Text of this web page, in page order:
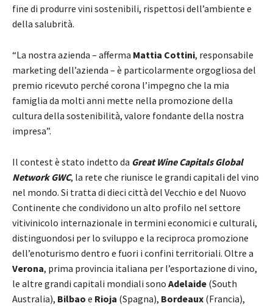
fine di produrre vini sostenibili, rispettosi dell’ambiente e
della salubrità.
“La nostra azienda – afferma Mattia Cottini, responsabile
marketing dell’azienda – è particolarmente orgogliosa del
premio ricevuto perché corona l’impegno che la mia
famiglia da molti anni mette nella promozione della
cultura della sostenibilità, valore fondante della nostra
impresa”.
Il contest è stato indetto da Great Wine Capitals Global
Network GWC, la rete che riunisce le grandi capitali del vino
nel mondo. Si tratta di dieci città del Vecchio e del Nuovo
Continente che condividono un alto profilo nel settore
vitivinicolo internazionale in termini economici e culturali,
distinguondosi per lo sviluppo e la reciproca promozione
dell’enoturismo dentro e fuori i confini territoriali. Oltre a
Verona, prima provincia italiana per l’esportazione di vino,
le altre grandi capitali mondiali sono Adelaide (South
Australia), Bilbao e Rioja (Spagna), Bordeaux (Francia),